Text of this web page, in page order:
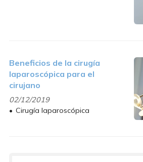
Beneficios de la cirugía
laparoscópica para el
cirujano
02/12/2019
Cirugía laparoscópica